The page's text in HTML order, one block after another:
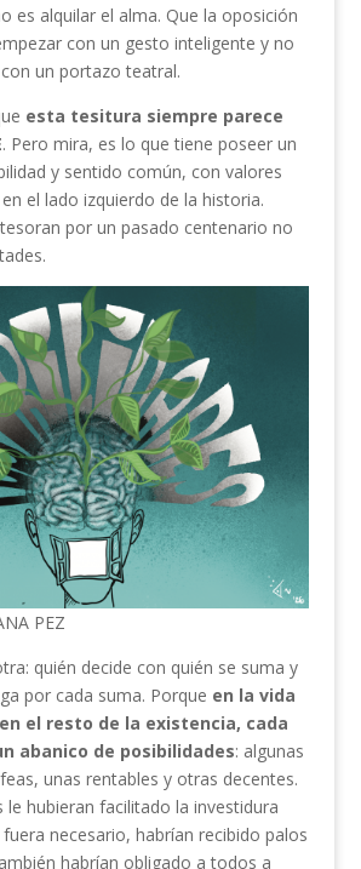
es alquilar el alma. Que la oposición
con un gesto inteligente y no
un portazo teatral.
esta tesitura siempre parece
. Pero mira, es lo que tiene poseer un
y sentido común, con valores
el lado izquierdo de la historia.
por un pasado centenario no
PEZ
quién decide con quién se suma y
por cada suma. Porque en la vida
el resto de la existencia, cada
abanico de posibilidades: algunas
unas rentables y otras decentes.
le hubieran facilitado la investidura
necesario, habrían recibido palos
habrían obligado a todos a